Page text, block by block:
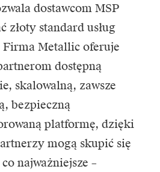
dostawcom MSP
złoty standard usług
Firma Metallic oferuje
dostępną
skalowalną, zawsze
bezpieczną
platformę, dzięki
mogą skupić się
najważniejsze –